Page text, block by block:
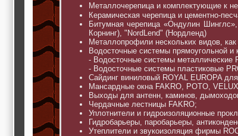
Металлочерепица и комплектующие к
Керамическая черепица и цементно-
Битумная черепица «Ондулин
Корнинг), "NordLend" (Нордленд)
Металлопрофили нескольких видов,
Водосточные системы прямоугольной и
- Водосточные системы
- Водосточные системы пластиковые
Сайдинг виниловый ROYAL EUROPA
Мансардные окна FAKRO, POTO,
Выходы для антенн, каминов,
Чердачные лестницы FAKRO;
Уплотнители и гидроизоляционные
Гидробарьеры, паробарьеры,
Утеплители и звукоизоляция фирмы